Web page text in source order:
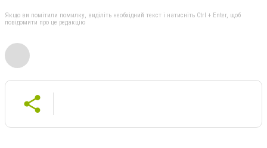
Якщо ви помітили помилку, виділіть необхідний текст і натисніть Ctrl + Enter, щоб
повідомити про це редакцію